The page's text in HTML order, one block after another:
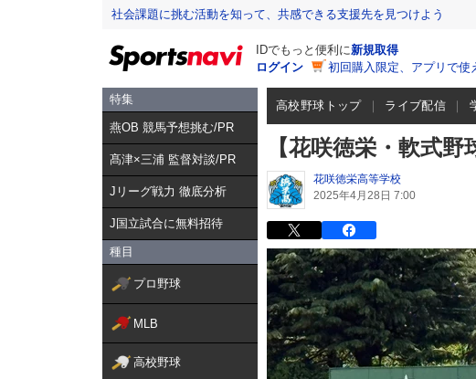
社会課題に挑む活動を知って、共感できる支援先を見つけよう
IDでもっと便利に新規取得
ログイン
初回購入限定、アプリで使
特集
燕OB 競馬予想挑む/PR
髙津×三浦 監督対談/PR
Jリーグ戦力 徹底分析
J国立試合に無料招待
種目
プロ野球
MLB
高校野球
高校野球トップ ライブ配信
【花咲徳栄・軟式
花咲徳栄高等学校
2025年4月28日 7:00